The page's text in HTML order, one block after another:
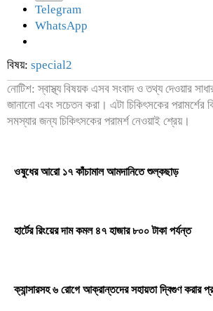
Telegram
WhatsApp
বিষয়: special2
নোটিশ: স্বাস্থ্য বিষয়ক এসব সংবাদ ও তথ্য দেওয়ার
জানানো এবং সচেতন করা। এটা চিকিৎসকের পরামর্শের
সমস্যার জন্য চিকিৎসকের পরামর্শ নেওয়াই শ্রেয়।
ওষুধের আরো ১৭ কাঁচামাল আমদানিতে শুল্কছাড়
হার্টের রিংয়ের দাম কমল ৪৭ হাজার ৮০০ টাকা পর্যন্ত
ক্যান্সারসহ ৬ রোগে আক্রান্তদের সহায়তা দ্বিগুণ করার